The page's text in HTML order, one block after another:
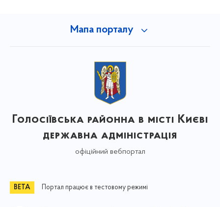
Мапа порталу
Голосіївська районна в місті Києві
державна адміністрація
офіційний вебпортал
Портал працює в тестовому режимі